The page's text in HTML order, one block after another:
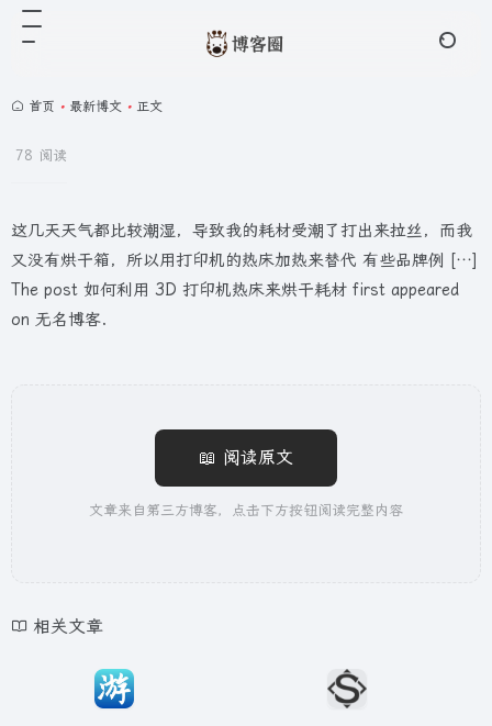
首页 • 最新博文 • 正文
78 阅读
这几天天气都比较潮湿，导致我的耗材受潮了打出来拉丝，而我
又没有烘干箱，所以用打印机的热床加热来替代 有些品牌例 […]
The post 如何利用 3D 打印机热床来烘干耗材 first appeared
on 无名博客.
📖 阅读原文
文章来自第三方博客，点击下方按钮阅读完整内容
相关文章